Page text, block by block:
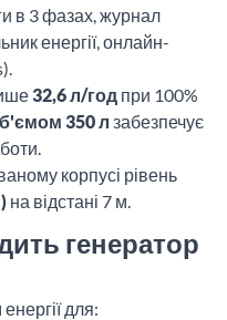
в 3 фазах, журнал
енергії, онлайн-
32,6 л/год при 100%
350 л забезпечує
корпусі рівень
на відстані 7 м.
генератор
для: